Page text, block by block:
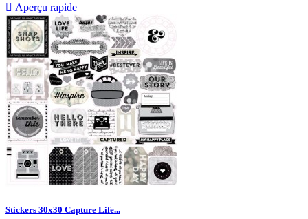
 Aperçu rapide
Stickers 30x30 Capture Life...